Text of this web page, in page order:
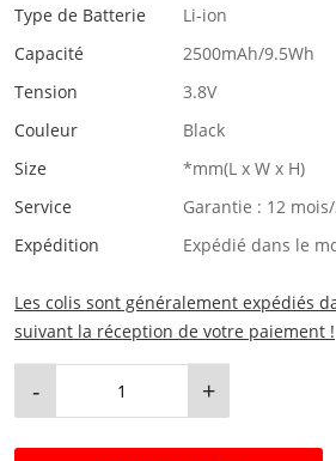
Type de Batterie
Li-ion
Capacité
2500mAh/9.5Wh
Tension
3.8V
Couleur
Black
Size
*mm(L x W x H)
Service
Garantie : 12
Expédition
Expédié dans le
Les colis sont généralement expédiés
suivant la réception de votre paiement !
- +